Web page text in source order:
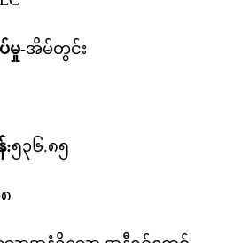
မှု-အိမ်တွင်း
:၅၃၆.၈၅